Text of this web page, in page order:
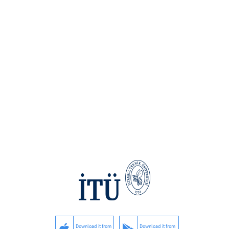
Download it from Download it from